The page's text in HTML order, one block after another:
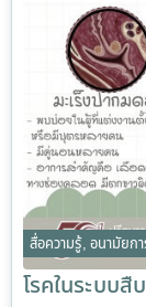
สื่อความรู้, อนามัยก
โรคในระบบ